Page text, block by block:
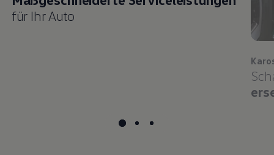
für Ihr Auto